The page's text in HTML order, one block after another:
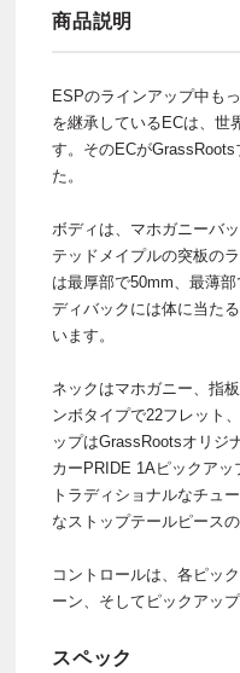
商品説明
ESPのラインアップ中も
を継承しているECは、世
す。そのECが
た。
ボディは、マホガニーバ
テッドメイプルの突板の
は最厚部で50mm、最薄
ディバックには体に当た
います。
ネックはマホガニー、指
ンボタイプで22フレット
ップはGrassRootsオリジ
カーPRIDE 1Aピックアッ
トラディショナルなチュ
なストップテールピース
コントロールは、各ピッ
ーン、そしてピックアッ
スペック